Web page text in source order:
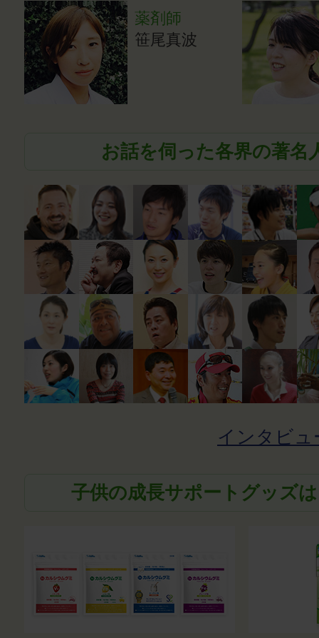
薬剤師
笹尾真波
お話を伺った各界の著名
インタビュ
子供の成長サポートグッズ